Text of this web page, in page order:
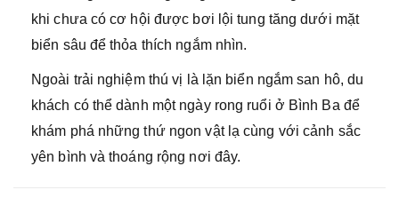
khi chưa có cơ hội được bơi lội tung tăng dưới mặt
biển sâu để thỏa thích ngắm nhìn.
Ngoài trải nghiệm thú vị là lặn biển ngắm san hô, du
khách có thể dành một ngày rong ruổi ở Bình Ba để
khám phá những thứ ngon vật lạ cùng với cảnh sắc
yên bình và thoáng rộng nơi đây.